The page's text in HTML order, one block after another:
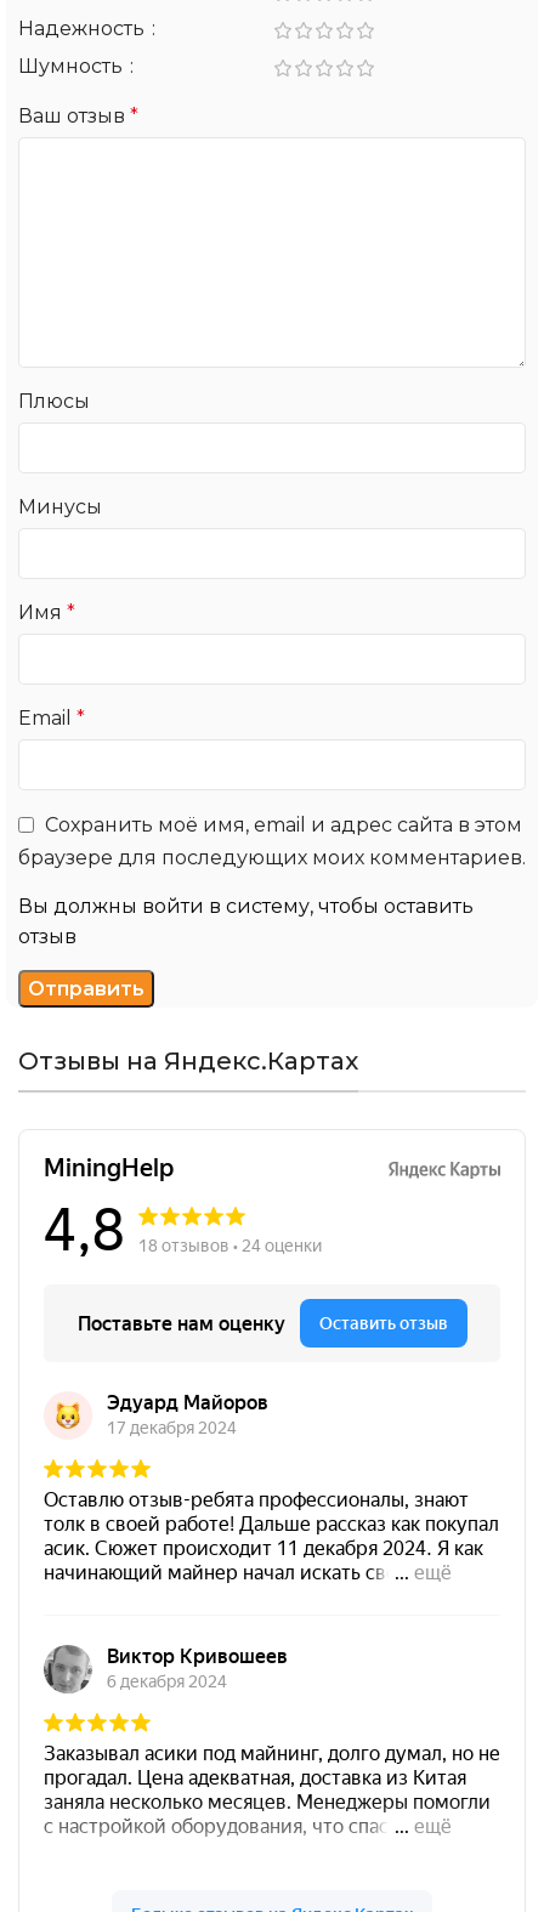
Надежность
Шумность
Ваш отзыв *
Плюсы
Минусы
Имя *
Email *
Сохранить моё имя, email и адрес сайта в этом
браузере для последующих моих комментариев.
Вы должны войти в систему, чтобы оставить
отзыв
Отзывы на Яндекс.Картах